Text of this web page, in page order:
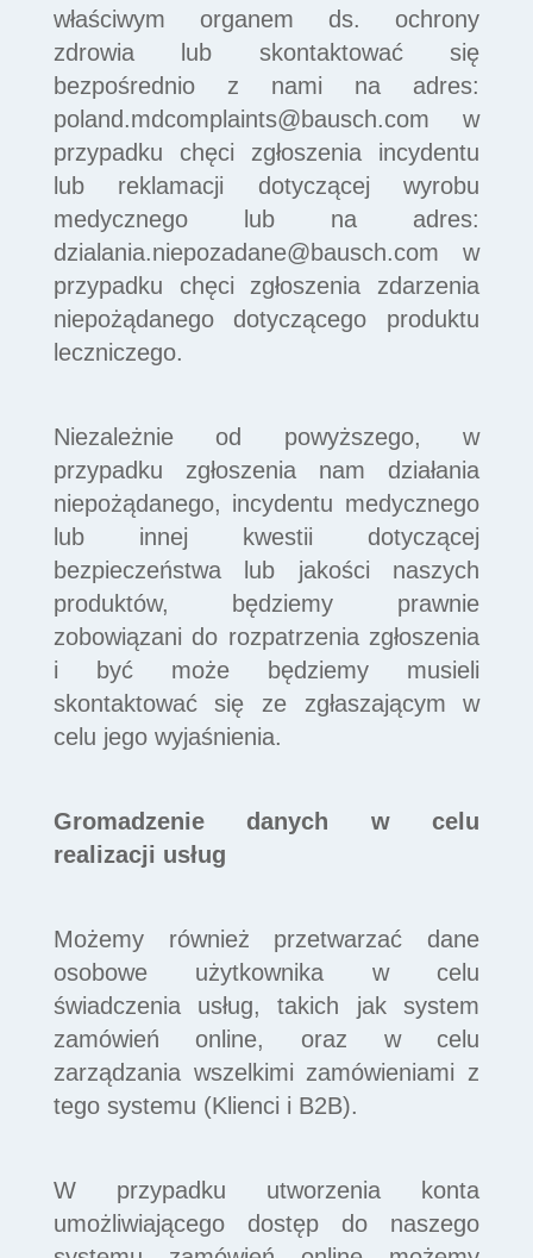
właściwym organem ds. ochrony
zdrowia lub skontaktować się
bezpośrednio z nami na adres:
poland.mdcomplaints@bausch.com w
przypadku chęci zgłoszenia incydentu
lub reklamacji dotyczącej wyrobu
medycznego lub na adres:
dzialania.niepozadane@bausch.com w
przypadku chęci zgłoszenia zdarzenia
niepożądanego dotyczącego produktu
leczniczego.
Niezależnie od powyższego, w
przypadku zgłoszenia nam działania
niepożądanego, incydentu medycznego
lub innej kwestii dotyczącej
bezpieczeństwa lub jakości naszych
produktów, będziemy prawnie
zobowiązani do rozpatrzenia zgłoszenia
i być może będziemy musieli
skontaktować się ze zgłaszającym w
celu jego wyjaśnienia.
Gromadzenie danych w celu
realizacji usług
Możemy również przetwarzać dane
osobowe użytkownika w celu
świadczenia usług, takich jak system
zamówień online, oraz w celu
zarządzania wszelkimi zamówieniami z
tego systemu (Klienci i B2B).
W przypadku utworzenia konta
umożliwiającego dostęp do naszego